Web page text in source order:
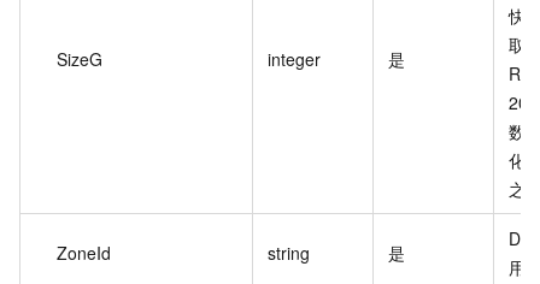
SizeG integer 是
快
取
20-
数
化
之
ZoneId string 是
用